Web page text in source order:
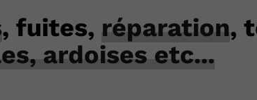
, fuites, réparation,
ardoises etc...